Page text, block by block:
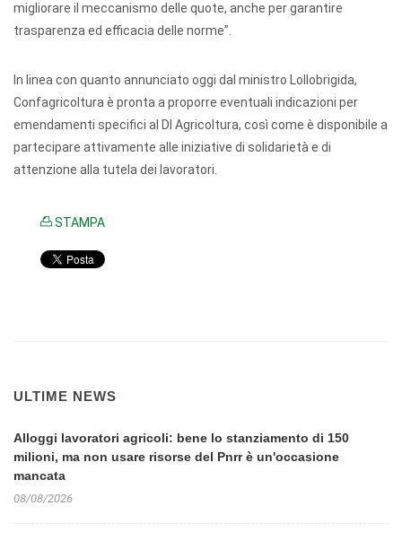
migliorare il meccanismo delle quote, anche per garantire
trasparenza ed efficacia delle norme”.
In linea con quanto annunciato oggi dal ministro Lollobrigida,
Confagricoltura è pronta a proporre eventuali indicazioni per
emendamenti specifici al Dl Agricoltura, così come è disponibile a
partecipare attivamente alle iniziative di solidarietà e di
attenzione alla tutela dei lavoratori.
STAMPA
ULTIME NEWS
Alloggi lavoratori agricoli: bene lo stanziamento di 150
milioni, ma non usare risorse del Pnrr è un'occasione
mancata
08/08/2026